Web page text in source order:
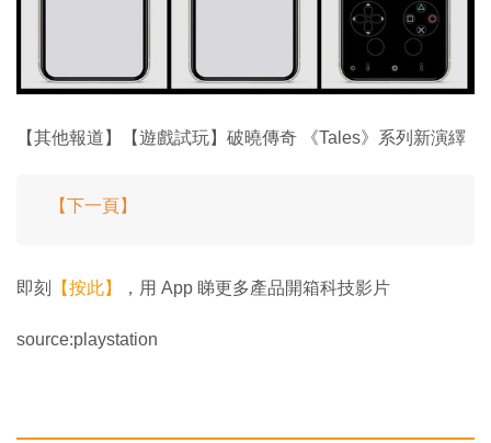
【其他報道】【遊戲試玩】破曉傳奇 《Tales》系列新演繹
【下一頁】
即刻 【按此】 ，用 App 睇更多產品開箱科技影片
source:playstation